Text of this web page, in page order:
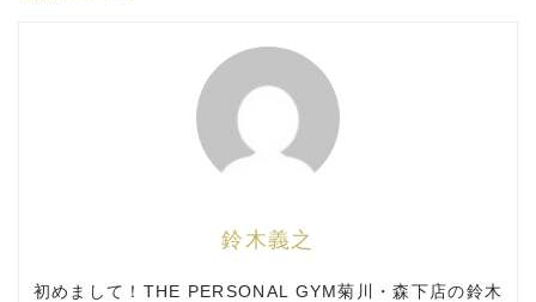
鈴木義之
初めまして！THE PERSONAL GYM菊川・森下店の鈴木